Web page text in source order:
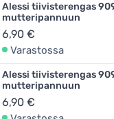
Alessi tiivisterengas
mutteripannuun
6,90 €
Varastossa
Alessi tiivisterengas
mutteripannuun
6,90 €